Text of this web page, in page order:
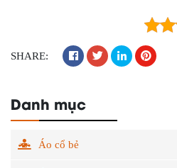
SHARE:
Danh mục
Áo cổ bẻ